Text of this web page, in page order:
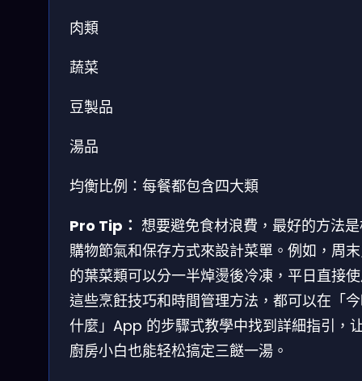
肉類
蔬菜
豆製品
湯品
均衡比例：每餐都包含四大類
Pro Tip： 想要避免食材浪費，最好的方法
購物節氣和保存方式來設計菜單。例如，周
的葉菜類可以分一半焯燙後冷凍，平日直接
這些烹飪技巧和時間管理方法，都可以在「
什麼」App 的步驟式教學中找到詳細指引，
廚房小白也能轻松搞定三餸一湯。